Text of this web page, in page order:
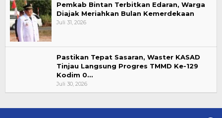
Pemkab Bintan Terbitkan Edaran, Warga
Diajak Meriahkan Bulan Kemerdekaan
Juli 31, 2026
Pastikan Tepat Sasaran, Waster KASAD
Tinjau Langsung Progres TMMD Ke-129
Kodim 0…
Juli 30, 2026